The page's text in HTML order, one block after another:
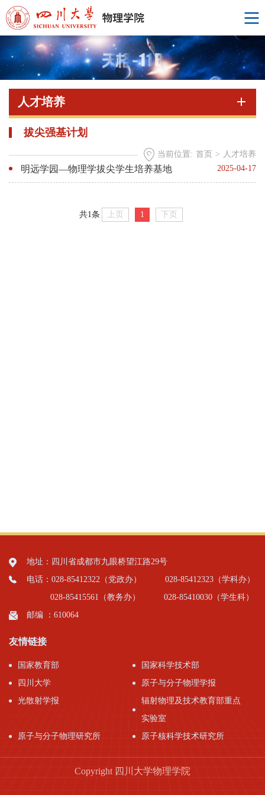
人才培养
拔尖强基计划
当前位置: 首页 > 人才培养
明远学园—物理学拔尖学生培养基地 2025-04-17
共1条 上页 1 下页
地址：四川省成都市九眼桥望江路29号
电话：028-85412322（党政办）
028-85412323（学科办）
028-85415561（教务办）
028-85410030（学生科）
邮编 ：610064
友情链接
国家教育部
国家科学技术部
四川大学
原子与分子物理学报
光散射学报
辐射物理及技术教育部重点
实验室
原子与分子物理研究所
原子核科学技术研究所
Copyright 四川大学物理学院